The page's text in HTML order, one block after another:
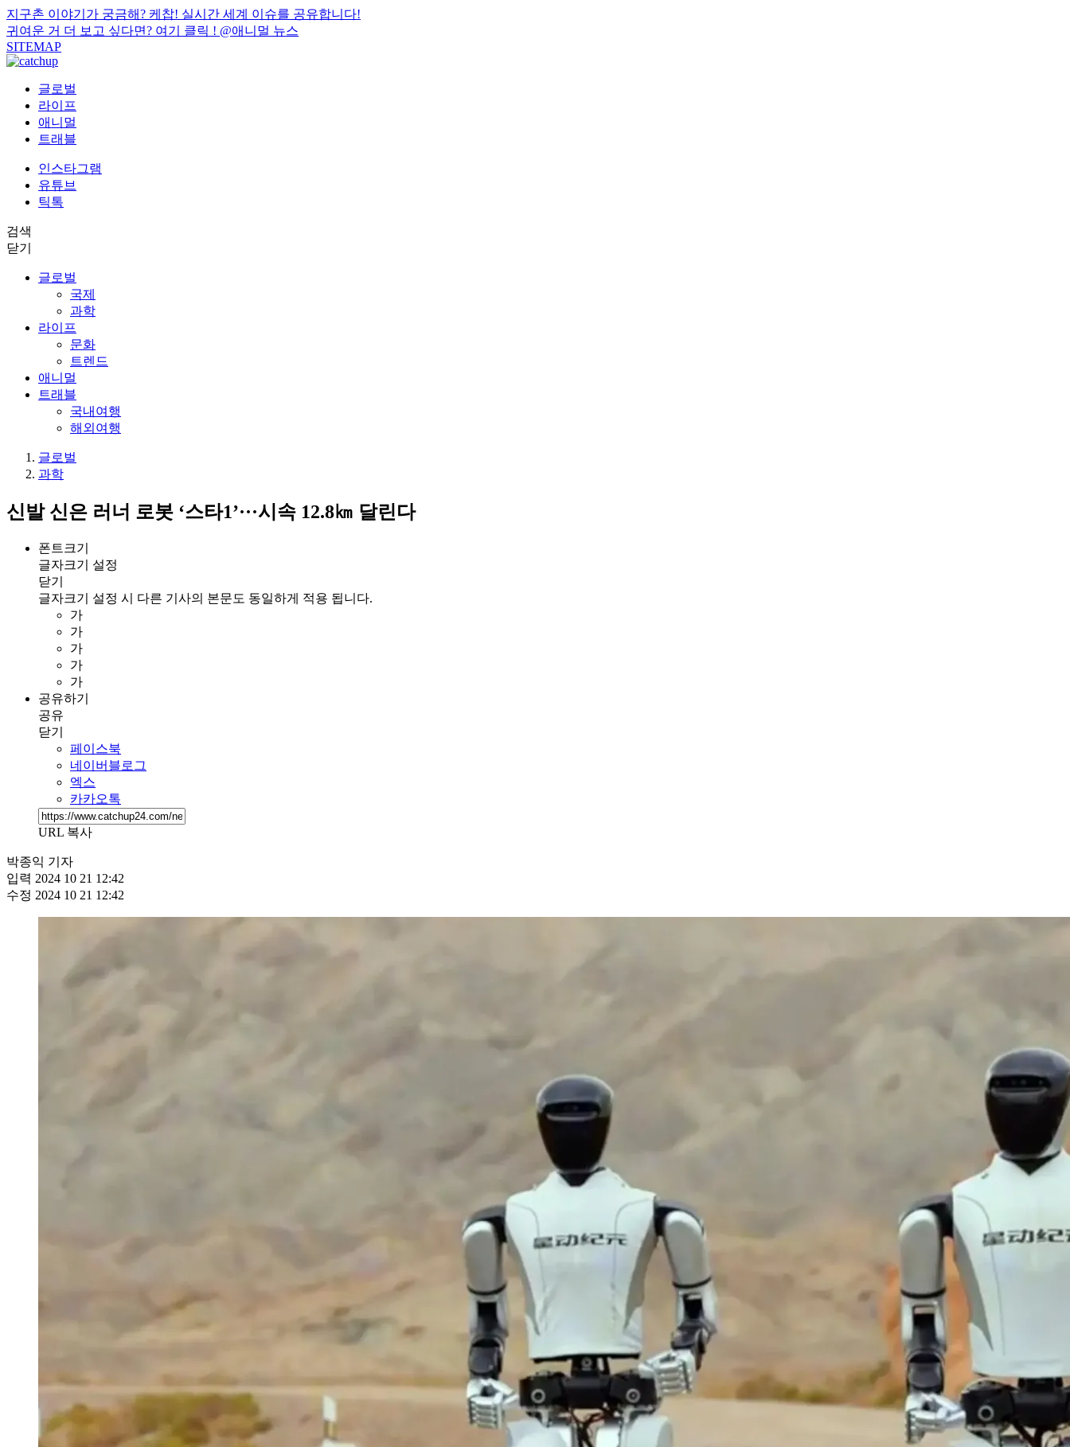
지구촌 이야기가 궁금해? 케찹! 실시간 세계 이슈를 공유합니다!
귀여운 거 더 보고 싶다면? 여기 클릭 ! @애니멀 뉴스
SITEMAP
글로벌
라이프
애니멀
트래블
인스타그램
유튜브
틱톡
검색
닫기
글로벌
국제
과학
라이프
문화
트렌드
애니멀
트래블
국내여행
해외여행
글로벌
과학
신발 신은 러너 로봇 ‘스타1’···시속 12.8㎞ 달린다
폰트크기
글자크기 설정
닫기
글자크기 설정 시 다른 기사의 본문도 동일하게 적용 됩니다.
가
가
가
가
가
공유하기
공유
닫기
페이스북
네이버블로그
엑스
카카오톡
URL 복사
박종익 기자
입력 2024 10 21 12:42
수정 2024 10 21 12:42